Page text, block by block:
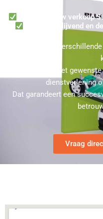
Vraag snel uw verkoop
100% Vrijblijvend en
U kunt bij ons
Kies hierbij het
dienstverlening
Dat garandeert een
Vraag